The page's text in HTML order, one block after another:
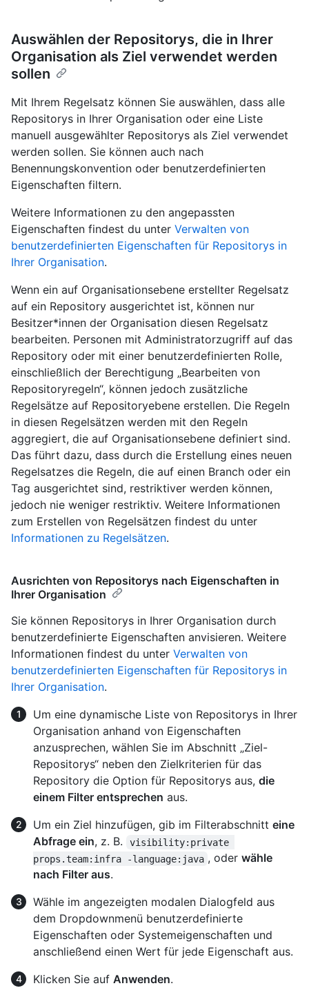
Auswählen der Repositorys, die in Ihrer
Organisation als Ziel verwendet werden
sollen
Mit Ihrem Regelsatz können Sie auswählen, dass alle
Repositorys in Ihrer Organisation oder eine Liste
manuell ausgewählter Repositorys als Ziel verwendet
werden sollen. Sie können auch nach
Benennungskonvention oder benutzerdefinierten
Eigenschaften filtern.
Weitere Informationen zu den angepassten
Eigenschaften findest du unter Verwalten von
benutzerdefinierten Eigenschaften für Repositorys in
Ihrer Organisation.
Wenn ein auf Organisationsebene erstellter Regelsatz
auf ein Repository ausgerichtet ist, können nur
Besitzer*innen der Organisation diesen Regelsatz
bearbeiten. Personen mit Administratorzugriff auf das
Repository oder mit einer benutzerdefinierten Rolle,
einschließlich der Berechtigung „Bearbeiten von
Repositoryregeln“, können jedoch zusätzliche
Regelsätze auf Repositoryebene erstellen. Die Regeln
in diesen Regelsätzen werden mit den Regeln
aggregiert, die auf Organisationsebene definiert sind.
Das führt dazu, dass durch die Erstellung eines neuen
Regelsatzes die Regeln, die auf einen Branch oder ein
Tag ausgerichtet sind, restriktiver werden können,
jedoch nie weniger restriktiv. Weitere Informationen
zum Erstellen von Regelsätzen findest du unter
Informationen zu Regelsätzen.
Ausrichten von Repositorys nach Eigenschaften in
Ihrer Organisation
Sie können Repositorys in Ihrer Organisation durch
benutzerdefinierte Eigenschaften anvisieren. Weitere
Informationen findest du unter Verwalten von
benutzerdefinierten Eigenschaften für Repositorys in
Ihrer Organisation.
Um eine dynamische Liste von Repositorys in Ihrer
Organisation anhand von Eigenschaften
anzusprechen, wählen Sie im Abschnitt „Ziel-
Repositorys“ neben den Zielkriterien für das
Repository die Option für Repositorys aus, die
einem Filter entsprechen aus.
Um ein Ziel hinzufügen, gib im Filterabschnitt eine
Abfrage ein, z. B.
visibility:private
props.team:infra -language:java , oderwähle
nach Filter aus.
Wähle im angezeigten modalen Dialogfeld aus
dem Dropdownmenü benutzerdefinierte
Eigenschaften oder Systemeigenschaften und
anschließend einen Wert für jede Eigenschaft aus.
Klicken Sie auf Anwenden.